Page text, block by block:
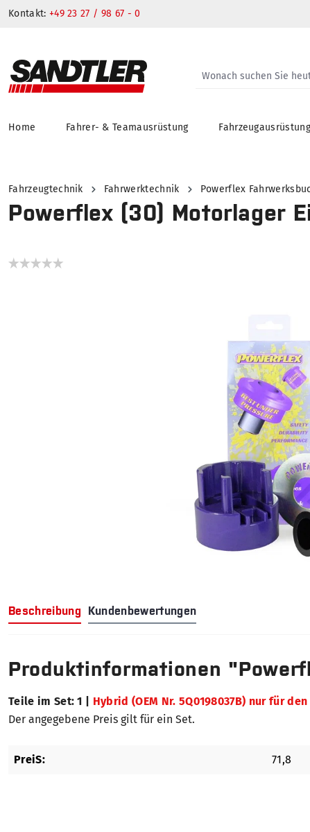
Kontakt: +49 23 27 / 98 67 - 0
Home Fahrer- & Teamausrüstung
Fahrzeugtechnik Fahrwerktechnik Powerflex
Powerflex (30) Motorlager
Beschreibung Kundenbewertungen
Produktinformationen
Teile im Set: 1 | Hybrid (OEM Nr. 5Q0198037B) nur für
Der angegebene Preis gilt für ein Set.
PreiS: 71,8